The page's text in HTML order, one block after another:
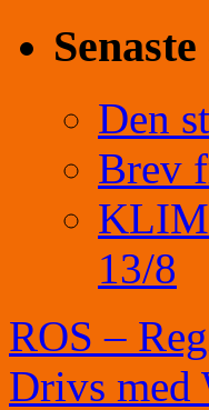
Den
Brev
13/8
ROS –
Drivs med